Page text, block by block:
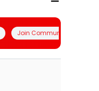
Join Community